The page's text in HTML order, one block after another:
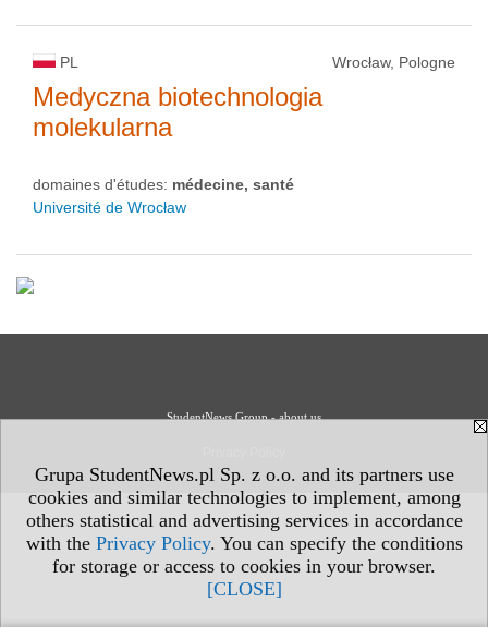
Grupa StudentNews.pl Sp. z o.o. and its partners use
cookies and similar technologies to implement, among
others statistical and advertising services in accordance
with the Privacy Policy. You can specify the conditions
for storage or access to cookies in your browser.
[CLOSE]
PL Wrocław, Pologne
Medyczna biotechnologia
molekularna
domaines d'études: médecine, santé
Université de Wrocław
StudentNews Group - about us